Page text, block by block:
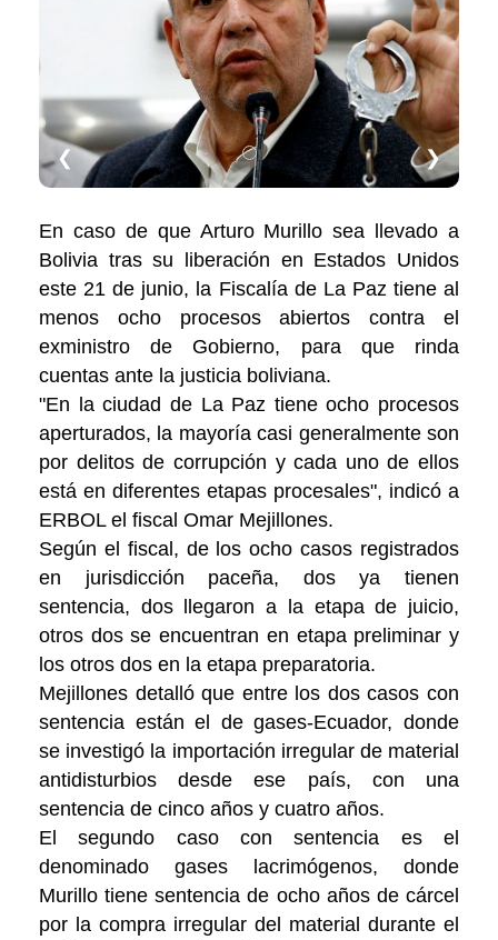
❮ ❯
En caso de que Arturo Murillo sea llevado a
Bolivia tras su liberación en Estados Unidos
este 21 de junio, la Fiscalía de La Paz tiene al
menos ocho procesos abiertos contra el
exministro de Gobierno, para que rinda
cuentas ante la justicia boliviana.
"En la ciudad de La Paz tiene ocho procesos
aperturados, la mayoría casi generalmente son
por delitos de corrupción y cada uno de ellos
está en diferentes etapas procesales", indicó a
ERBOL el fiscal Omar Mejillones.
Según el fiscal, de los ocho casos registrados
en jurisdicción paceña, dos ya tienen
sentencia, dos llegaron a la etapa de juicio,
otros dos se encuentran en etapa preliminar y
los otros dos en la etapa preparatoria.
Mejillones detalló que entre los dos casos con
sentencia están el de gases-Ecuador, donde
se investigó la importación irregular de material
antidisturbios desde ese país, con una
sentencia de cinco años y cuatro años.
El segundo caso con sentencia es el
denominado gases lacrimógenos, donde
Murillo tiene sentencia de ocho años de cárcel
por la compra irregular del material durante el